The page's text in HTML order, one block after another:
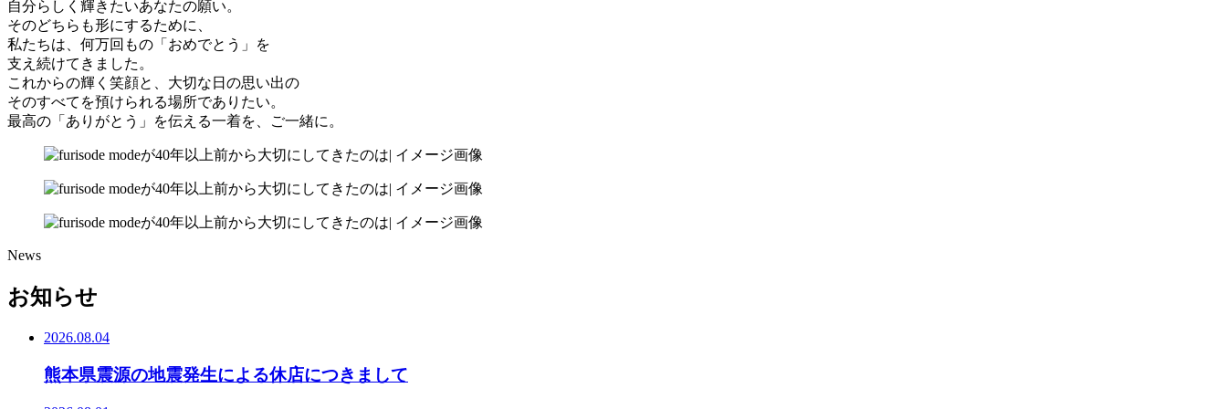
自分らしく輝きたいあなたの願い。
そのどちらも形にするために、
私たちは、何万回もの「おめでとう」を
支え続けてきました。
これからの輝く笑顔と、大切な日の思い出の
そのすべてを預けられる場所でありたい。
最高の「ありがとう」を伝える一着を、ご一緒に。
News
お知らせ
2026.08.04
熊本県震源の地震発生による休店につきまして